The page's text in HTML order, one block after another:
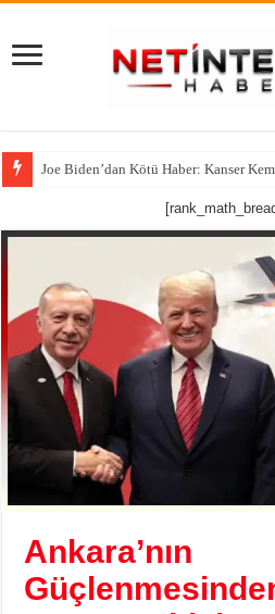
Joe Biden’dan Kötü Haber: Kanser
Ankara’nın